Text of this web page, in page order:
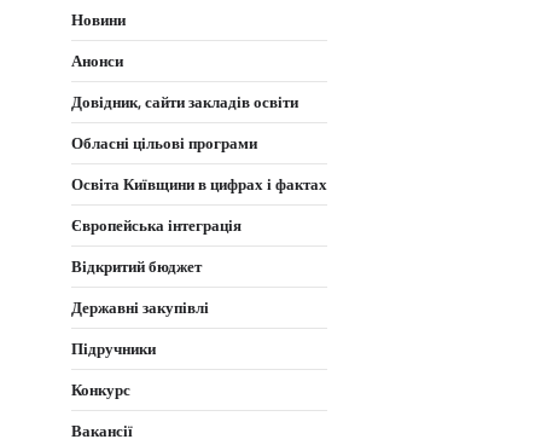
Новини
Анонси
Довідник, сайти закладів освіти
Обласні цільові програми
Освіта Київщини в цифрах і фактах
Європейська інтеграція
Відкритий бюджет
Державні закупівлі
Підручники
Конкурс
Вакансії